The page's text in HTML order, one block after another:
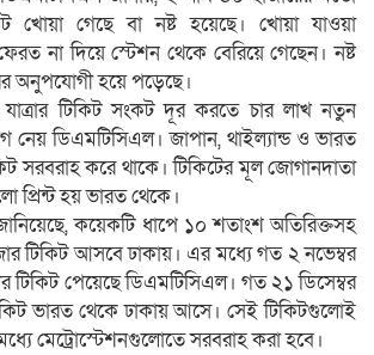
খোয়া গেছে বা নষ্ট হয়েছে। খোয়া যাওয়া
না দিয়ে স্টেশন থেকে বেরিয়ে গেছেন। নষ্ট
অনুপযোগী হয়ে পড়েছে।
টিকিট সংকট দূর করতে চার লাখ নতুন
নেয় ডিএমটিসিএল। জাপান, থাইল্যান্ড ও ভারত
সরবরাহ করে থাকে। টিকিটের মূল জোগানদাতা
প্রিন্ট হয় ভারত থেকে।
কয়েকটি ধাপে ১০ শতাংশ অতিরিক্তসহ
টিকিট আসবে ঢাকায়। এর মধ্যে গত ২ নভেম্বর
টিকিট পেয়েছে ডিএমটিসিএল। গত ২১ ডিসেম্বর
ভারত থেকে ঢাকায় আসে। সেই টিকিটগুলোই
মেট্রোস্টেশনগুলোতে সরবরাহ করা হবে।